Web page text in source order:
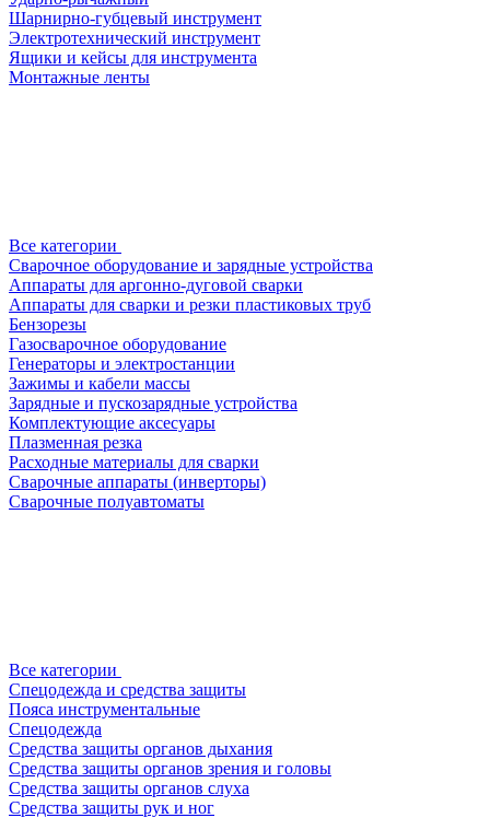
Шарнирно-губцевый инструмент
Электротехнический инструмент
Ящики и кейсы для инструмента
Монтажные ленты
Все категории
Сварочное оборудование и зарядные устройства
Аппараты для аргонно-дуговой сварки
Аппараты для сварки и резки пластиковых труб
Бензорезы
Газосварочное оборудование
Генераторы и электростанции
Зажимы и кабели массы
Зарядные и пускозарядные устройства
Комплектующие аксесуары
Плазменная резка
Расходные материалы для сварки
Сварочные аппараты (инверторы)
Сварочные полуавтоматы
Все категории
Спецодежда и средства защиты
Пояса инструментальные
Спецодежда
Средства защиты органов дыхания
Средства защиты органов зрения и головы
Средства защиты органов слуха
Средства защиты рук и ног